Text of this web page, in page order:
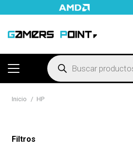
Búsqueda
de
productos
Inicio / HP
Filtros